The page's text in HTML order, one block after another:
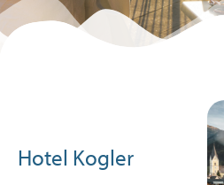
Hotel Kogler